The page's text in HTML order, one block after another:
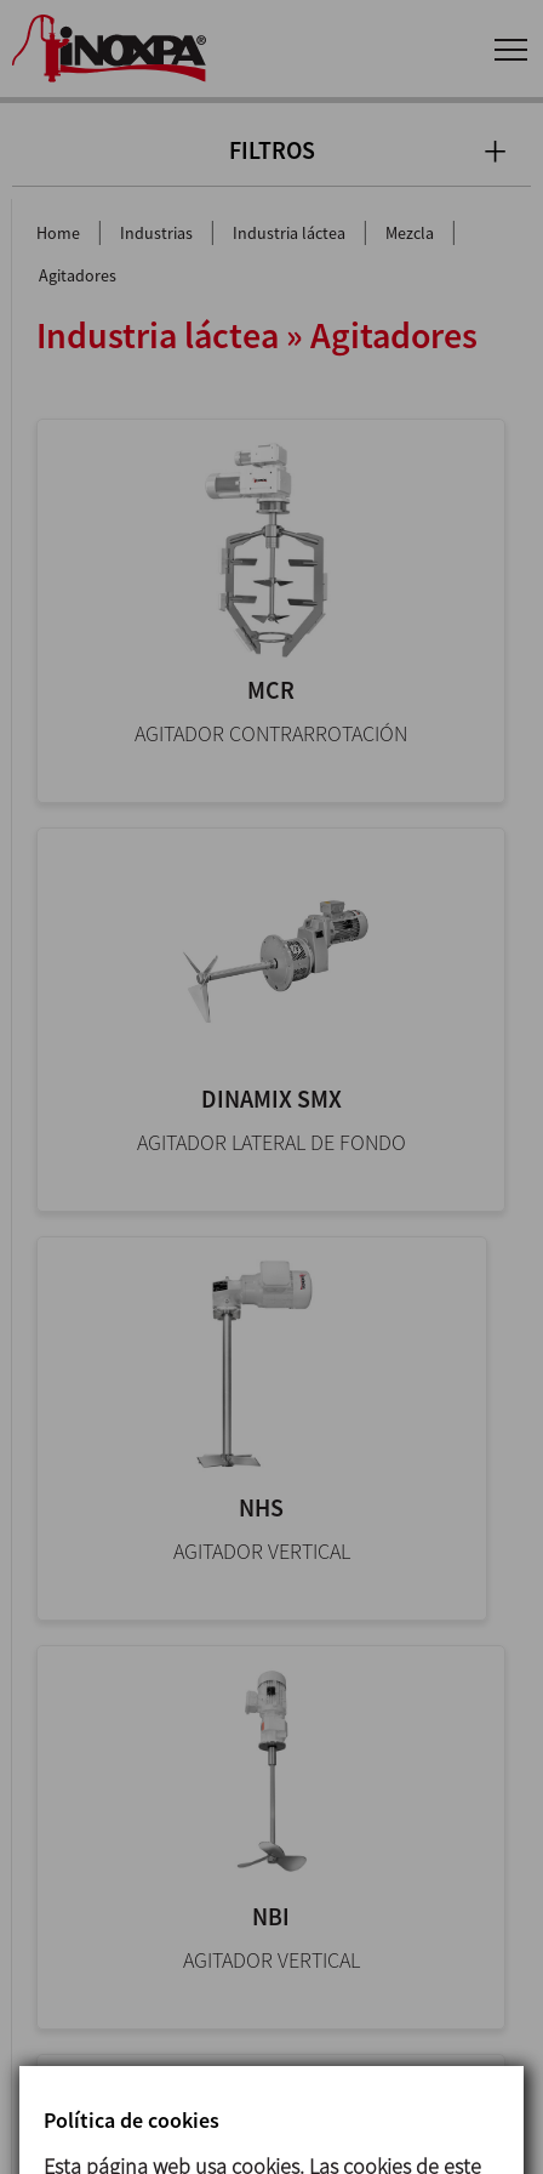
FILTROS
Home | Industrias | Industria láctea | Mezcla |
Agitadores
Industria láctea » Agitadores
MCR
AGITADOR CONTRARROTACIÓN
DINAMIX SMX
AGITADOR LATERAL DE FONDO
NHS
AGITADOR VERTICAL
NBI
AGITADOR VERTICAL
Política de cookies
Esta página web usa cookies. Las cookies de este